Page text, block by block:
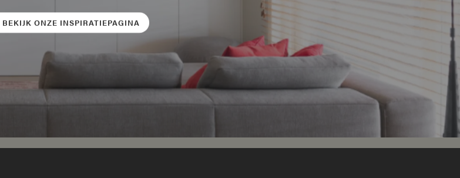
BEKIJK ONZE INSPIRATIEPAGINA